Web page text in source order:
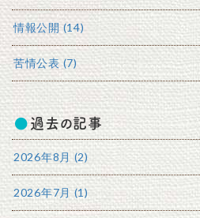
情報公開 (14)
苦情公表 (7)
過去の記事
2026年8月 (2)
2026年7月 (1)